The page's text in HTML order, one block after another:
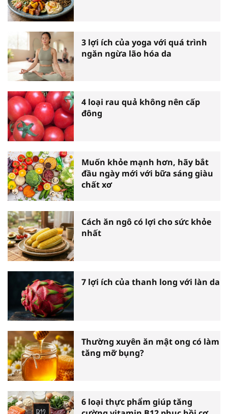
3 lợi ích của yoga với quá trình
ngăn ngừa lão hóa da
4 loại rau quả không nên cấp
đông
Muốn khỏe mạnh hơn, hãy bắt
đầu ngày mới với bữa sáng giàu
chất xơ
Cách ăn ngô có lợi cho sức khỏe
nhất
7 lợi ích của thanh long với làn da
Thường xuyên ăn mật ong có làm
tăng mỡ bụng?
6 loại thực phẩm giúp tăng